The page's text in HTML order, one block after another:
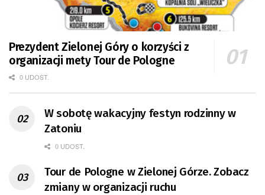
Prezydent Zielonej Góry o korzyści z
organizacji mety Tour de Pologne
0 UDOST.
W sobotę wakacyjny festyn rodzinny w
Zatoniu
0 UDOST.
Tour de Pologne w Zielonej Górze. Zobacz
zmiany w organizacji ruchu